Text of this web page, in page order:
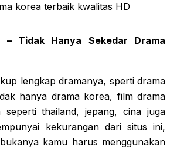
korea terbaik kwalitas HD
– Tidak Hanya Sekedar Drama
lengkap dramanya, sperti drama
hanya drama korea, film drama
seperti thailand, jepang, cina juga
kekurangan dari situs ini,
kamu harus menggunakan